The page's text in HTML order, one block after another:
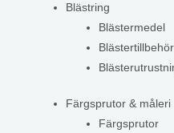
Blästring
Blästermedel
Blästertillbehör
Färgsprutor & måleri
Färgsprutor